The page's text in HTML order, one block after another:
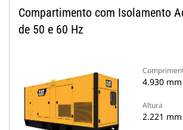
Compartimento com Isolamento
de 50 e 60 Hz
4.930 mm
Altura
2.221 mm